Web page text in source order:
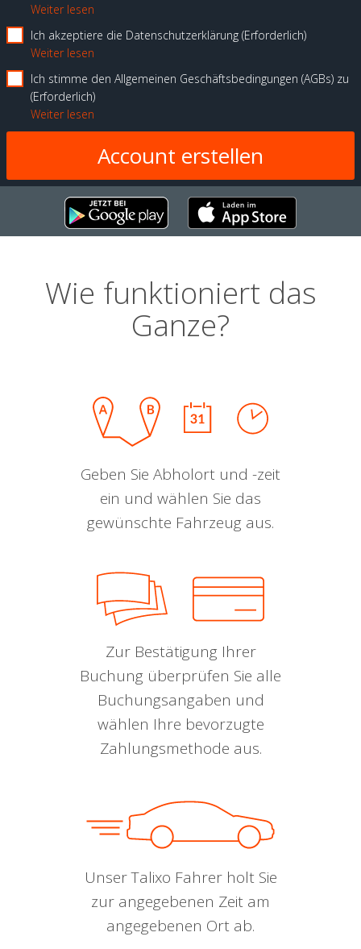
Weiter lesen
Ich akzeptiere die Datenschutzerklärung Erforderlich
Weiter lesen
Ich stimme den Allgemeinen Geschäftsbedingungen (AGBs) zu
Erforderlich
Weiter lesen
Wie funktioniert das
Ganze?
Geben Sie Abholort und -zeit
ein und wählen Sie das
gewünschte Fahrzeug aus.
Zur Bestätigung Ihrer
Buchung überprüfen Sie alle
Buchungsangaben und
wählen Ihre bevorzugte
Zahlungsmethode aus.
Unser Talixo Fahrer holt Sie
zur angegebenen Zeit am
angegebenen Ort ab.